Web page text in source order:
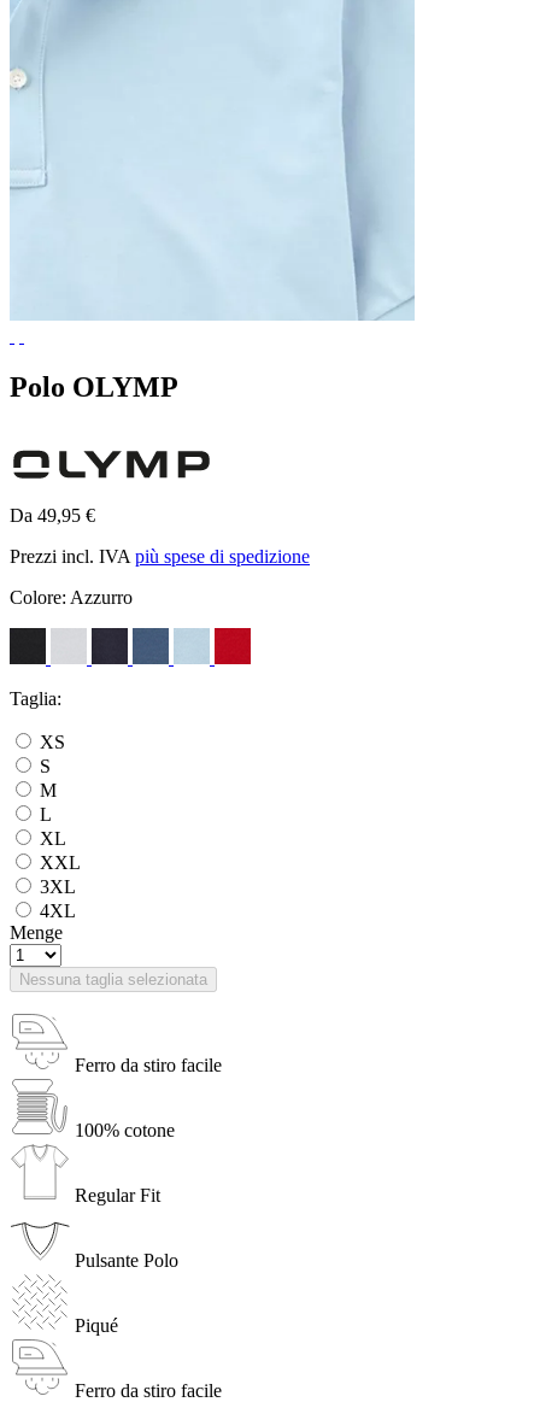
Polo OLYMP
Da 49,95 €
Prezzi incl. IVA più spese di spedizione
Colore: Azzurro
Taglia:
XS
S
M
L
XL
XXL
3XL
4XL
Menge
Nessuna taglia selezionata
Ferro da stiro facile
100% cotone
Regular Fit
Pulsante Polo
Piqué
Ferro da stiro facile